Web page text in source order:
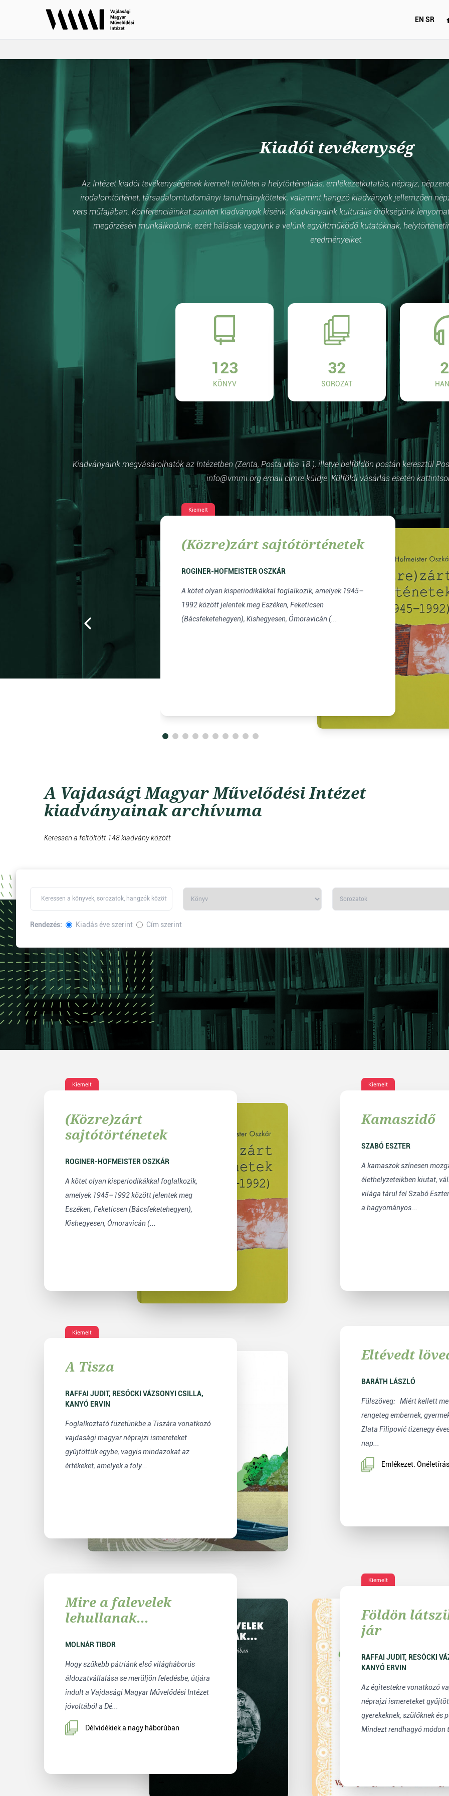
EN SR
Kiadói tevékenység
Az Intézet kiadói tevékenységének kiemelt területei a helytörténetírás, emlékezetkutatás, néprajz,
irodalomtörténet, társadalomtudományi tanulmánykötetek, valamint hangzó kiadványok jellemzően
vers műfajában. Konferenciáinkat szintén kiadványok kísérik. Kiadványaink kulturális örökségünk
megőrzésén munkálkodunk, ezért hálásak vagyunk a velünk együttműködő kutatóknak,
eredményeiket.
123
KÖNYV
32
SOROZAT
Kiadványaink megvásárolhatók az Intézetben (Zenta, Posta utca 18.), illetve belföldön postán keresztül
info@vmmi.org email címre küldje. Külföldi vásárlás esetén
Kiemelt
(Közre)zárt sajtótörténetek
ROGINER-HOFMEISTER OSZKÁR
A kötet olyan kisperiodikákkal foglalkozik, amelyek 1945–
1992 között jelentek meg Eszéken, Feketicsen
(Bácsfeketehegyen), Kishegyesen, Ómoravicán (...
A Vajdasági Magyar Művelődési Intézet
kiadványainak archívuma
Keressen a feltöltött 148 kiadvány között
Rendezés: Kiadás éve szerint Cím szerint
Kiemelt
(Közre)zárt
sajtótörténetek
ROGINER-HOFMEISTER OSZKÁR
A kötet olyan kisperiodikákkal foglalkozik,
amelyek 1945–1992 között jelentek meg
Eszéken, Feketicsen (Bácsfeketehegyen),
Kishegyesen, Ómoravicán (...
Kiemelt
Kamaszidő
SZABÓ ESZTER
A kamaszok színesen
élethelyzeteikben kiutat,
világa tárul fel Szabó
a hagyományos...
Kiemelt
A Tisza
RAFFAI JUDIT, RESÓCKI VÁZSONYI CSILLA,
KANYÓ ERVIN
Foglalkoztató füzetünkbe a Tiszára vonatkozó
vajdasági magyar néprajzi ismereteket
gyűjtöttük egybe, vagyis mindazokat az
értékeket, amelyek a foly...
Eltévedt
BARÁTH LÁSZLÓ
Fülszöveg: Miért kellett meghalnia annak a
rengeteg embernek,
Zlata Filipović tizenegy
nap...
Emlékezet.
Mire a falevelek
lehullanak...
MOLNÁR TIBOR
Hogy szűkebb pátriánk első világháborús
áldozatvállalása se merüljön feledésbe, útjára
indult a Vajdasági Magyar Művelődési Intézet
jóvoltából a Dé...
Délvidékiek a nagy háborúban
Kiemelt
Földön
jár
RAFFAI JUDIT, RESÓCKI VÁZSONYI CSILLA,
KANYÓ ERVIN
Az égitestekre vonatkozó
néprajzi ismereteket
gyerekeknek, szülőknek és
Mindezt rendhagyó módon